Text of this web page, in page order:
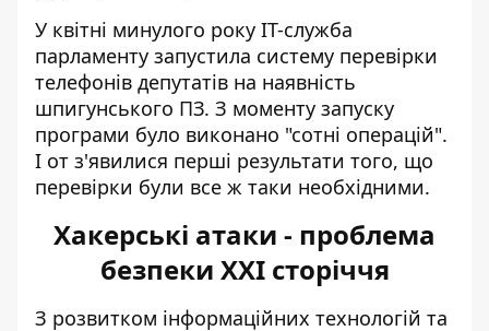
У квітні минулого року ІТ-служба
парламенту запустила систему перевірки
телефонів депутатів на наявність
шпигунського ПЗ. З моменту запуску
програми було виконано "сотні операцій".
І от з'явилися перші результати того, що
перевірки були все ж таки необхідними.
Хакерські атаки - проблема
безпеки XXI сторіччя
З розвитком інформаційних технологій та